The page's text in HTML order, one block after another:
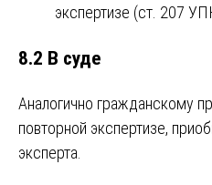
экспертизе (ст. 207
8.2 В суде
Аналогично гражданскому
повторной экспертизе,
эксперта.